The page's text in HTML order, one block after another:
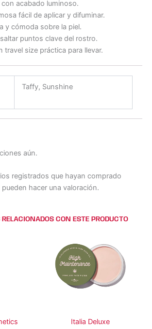
con acabado luminoso.
fácil de aplicar y difuminar.
y cómoda sobre la piel.
puntos clave del rostro.
travel size práctica para llevar.
Taffy, Sunshine
aún.
registrados que hayan comprado
hacer una valoración.
CON ESTE PRODUCTO
Italia Deluxe